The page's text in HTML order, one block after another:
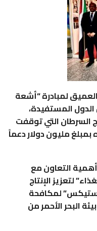
لمبادرة “أشعة
المستفيدة،
السرطان التي توقفت
مليون دولار دعماً
التعاون مع
لتعزيز الإنتاج
لمكافحة
البحر الأحمر من